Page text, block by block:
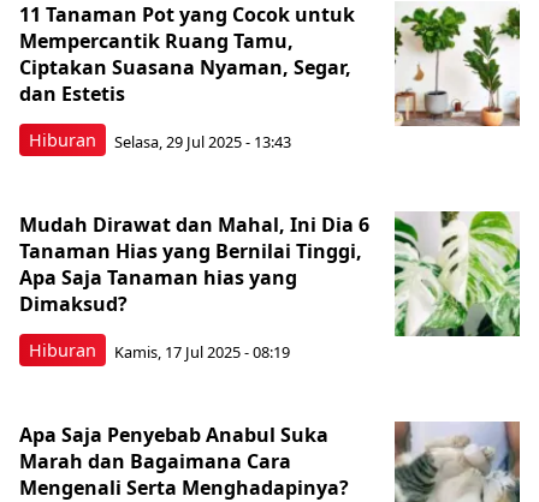
Hiburan
11 Tanaman Pot yang Cocok untuk
Mempercantik Ruang Tamu,
Ciptakan Suasana Nyaman, Segar,
dan Estetis
Selasa, 29 Jul 2025 - 13:43
Hiburan
Mudah Dirawat dan Mahal, Ini Dia 6
Tanaman Hias yang Bernilai Tinggi,
Apa Saja Tanaman hias yang
Dimaksud?
Kamis, 17 Jul 2025 - 08:19
Apa Saja Penyebab Anabul Suka
Marah dan Bagaimana Cara
Mengenali Serta Menghadapinya?